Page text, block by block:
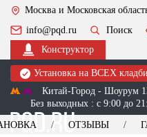
Москва и Московская
info@pqd.ru
Поиск
Конструктор
Установка на ВСЕХ
Китай-Город - Шоурум
Без выходных : с 9:00 до
ОТЗЫВЫ